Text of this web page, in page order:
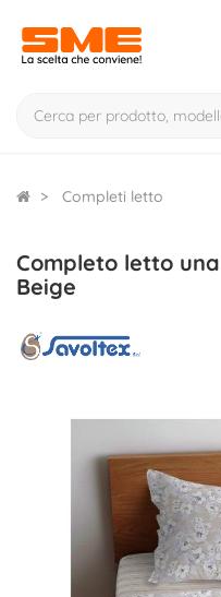
Completi letto
Completo letto
Beige